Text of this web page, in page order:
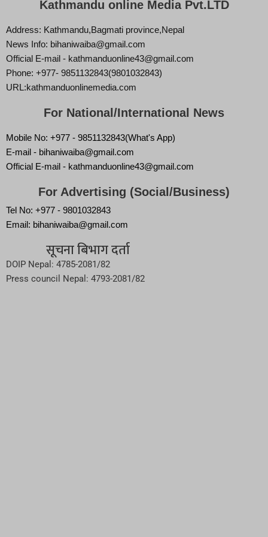
Kathmandu online Media Pvt.LTD
Address: Kathmandu,Bagmati province,Nepal
News Info: bihaniwaiba@gmail.com
Official E-mail - kathmanduonline43@gmail.com
Phone: +977- 9851132843(9801032843)
URL:kathmanduonlinemedia.com
For National/International News
Mobile No: +977 - 9851132843(What's App)
E-mail - bihaniwaiba@gmail.com
Official E-mail - kathmanduonline43@gmail.com
For Advertising (Social/Business)
Tel No: +977 - 9801032843
Email: bihaniwaiba@gmail.com
सूचना बिभाग दर्ता
DOIP Nepal: 4785-2081/82
Press council Nepal: 4793-2081/82